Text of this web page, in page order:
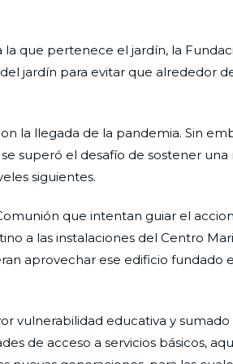
que pertenece el jardín, la
jardín para evitar que alrededor
la llegada de la pandemia. Sin
superó el desafío de sostener
siguientes.
que intentan guiar el
a las instalaciones del Centro
aprovechar ese edificio fundado
vulnerabilidad educativa y
de acceso a servicios básicos,